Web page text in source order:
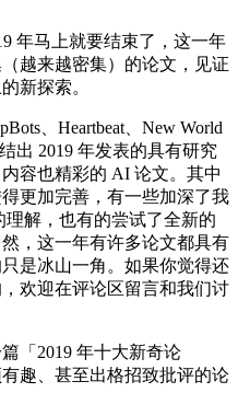
马上就要结束了，这一年
越来越密集）的论文，见证
新探索。
、Heartbeat、New World
出 2019 年发表的具有研究
容也精彩的 AI 论文。其中
更加完善，有一些加深了我
解，也有的尝试了全新的
，这一年有许多论文都具有
是冰山一角。如果你觉得还
欢迎在评论区留言和我们讨
2019 年十大新奇论
趣、甚至出格招致批评的论